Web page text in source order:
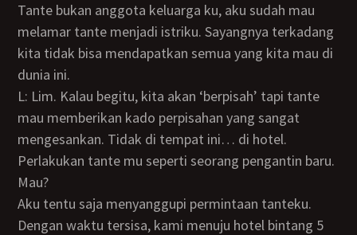
Tante bukan anggota keluarga ku, aku sudah mau
melamar tante menjadi istriku. Sayangnya terkadang
kita tidak bisa mendapatkan semua yang kita mau di
dunia ini.
L: Lim. Kalau begitu, kita akan ‘berpisah’ tapi tante
mau memberikan kado perpisahan yang sangat
mengesankan. Tidak di tempat ini… di hotel.
Perlakukan tante mu seperti seorang pengantin baru.
Mau?
Aku tentu saja menyanggupi permintaan tanteku.
Dengan waktu tersisa, kami menuju hotel bintang 5